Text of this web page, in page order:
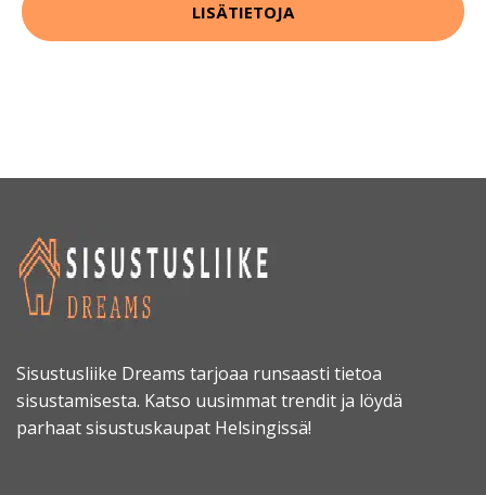
LISÄTIETOJA
Sisustusliike Dreams tarjoaa runsaasti tietoa
sisustamisesta. Katso uusimmat trendit ja löydä
parhaat sisustuskaupat Helsingissä!